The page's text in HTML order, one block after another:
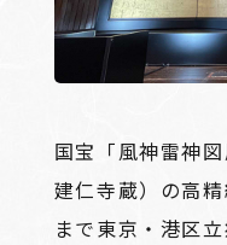
国宝「風神雷神
建仁寺蔵）の高
まで東京・港区